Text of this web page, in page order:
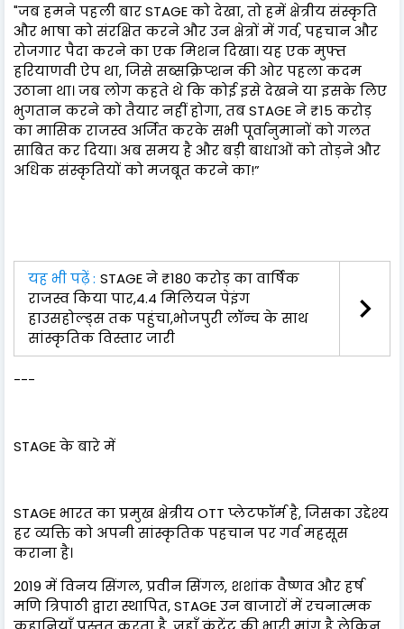
"जब हमने पहली बार STAGE को देखा, तो हमें क्षेत्रीय संस्कृति
और भाषा को संरक्षित करने और उन क्षेत्रों में गर्व, पहचान और
रोजगार पैदा करने का एक मिशन दिखा। यह एक मुफ्त
हरियाणवी ऐप था, जिसे सब्सक्रिप्शन की ओर पहला कदम
उठाना था। जब लोग कहते थे कि कोई इसे देखने या इसके लिए
भुगतान करने को तैयार नहीं होगा, तब STAGE ने ₹15 करोड़
का मासिक राजस्व अर्जित करके सभी पूर्वानुमानों को गलत
साबित कर दिया। अब समय है और बड़ी बाधाओं को तोड़ने और
अधिक संस्कृतियों को मजबूत करने का!”
यह भी पढ़ें : STAGE ने ₹180 करोड़ का वार्षिक
राजस्व किया पार,4.4 मिलियन पेइंग
हाउसहोल्ड्स तक पहुंचा,भोजपुरी लॉन्च के साथ
सांस्कृतिक विस्तार जारी
---
STAGE के बारे में
STAGE भारत का प्रमुख क्षेत्रीय OTT प्लेटफॉर्म है, जिसका उद्देश्य
हर व्यक्ति को अपनी सांस्कृतिक पहचान पर गर्व महसूस
कराना है।
2019 में विनय सिंगल, प्रवीन सिंगल, शशांक वैष्णव और हर्ष
मणि त्रिपाठी द्वारा स्थापित, STAGE उन बाजारों में रचनात्मक